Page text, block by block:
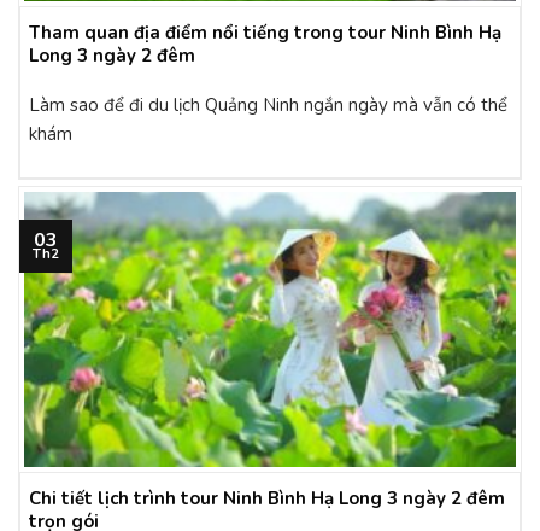
Tham quan địa điểm nổi tiếng trong tour Ninh Bình Hạ
Long 3 ngày 2 đêm
Làm sao để đi du lịch Quảng Ninh ngắn ngày mà vẫn có thể
khám
Chi tiết lịch trình tour Ninh Bình Hạ Long 3 ngày 2 đêm
trọn gói
03
Th2